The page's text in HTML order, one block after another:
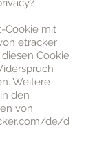
Cookie mit
etracker
Cookie
Weitere
den
von
de/d